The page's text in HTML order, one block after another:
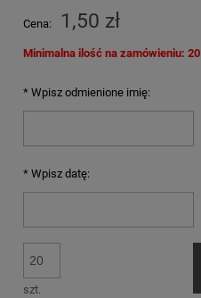
Cena: 1,50 zł
Minimalna ilość na zamówieniu: 20
* Wpisz odmienione imię:
* Wpisz datę:
szt.